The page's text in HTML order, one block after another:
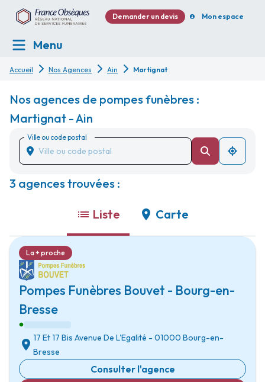
Demander un devis Mon espace
Menu
Accueil Nos Agences Ain Martignat
Nos agences de pompes funèbres :
Martignat - Ain
Ville ou code postal
3 agences trouvées :
Liste Carte
Pompes Funèbres Bouvet - Bourg-en-
Bresse
La + proche
17 Et 17 Bis Avenue De L'Egalité - 01000 Bourg-en-
Bresse
Consulter l'agence